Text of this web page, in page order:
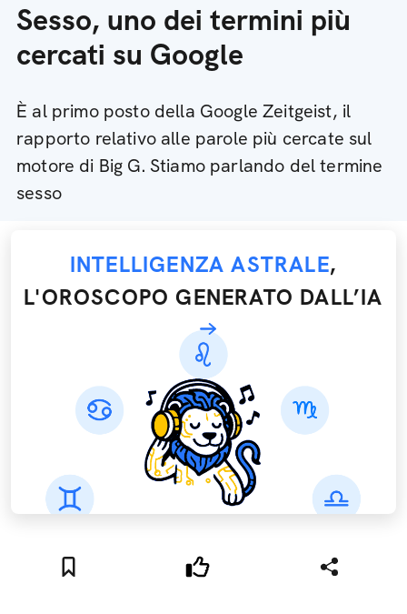
Sesso, uno dei termini più
cercati su Google
È al primo posto della Google Zeitgeist, il
rapporto relativo alle parole più cercate sul
motore di Big G. Stiamo parlando del termine
sesso
INTELLIGENZA ASTRALE,
L'OROSCOPO GENERATO DALL’IA